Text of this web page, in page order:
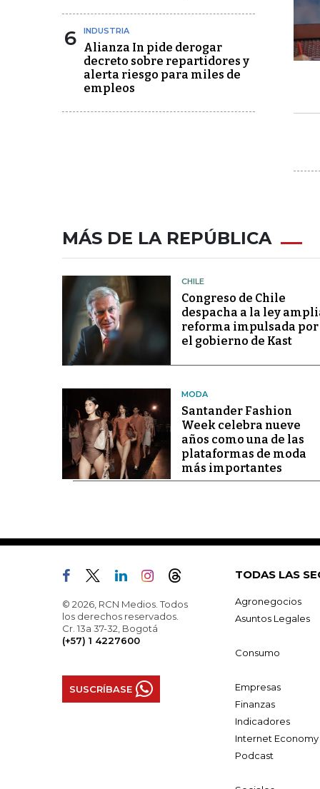
6 INDUSTRIA
Alianza In pide derogar
decreto sobre repartidores y
alerta riesgo para miles de
empleos
MÁS DE LA REPÚBLICA
CHILE
Congreso de Chile
despacha a la ley
reforma impulsada por
el gobierno de Kast
MODA
Santander Fashion
Week celebra nueve
años como una de las
plataformas de moda
más importantes
© 2026, RCN Medios. Todos
los derechos reservados.
Cr. 13a 37-32, Bogotá
(+57) 1 4227600
SUSCRÍBASE
TODAS LAS
Agronegocios
Asuntos Legales
Consumo
Empresas
Finanzas
Indicadores
Internet Economy
Podcast